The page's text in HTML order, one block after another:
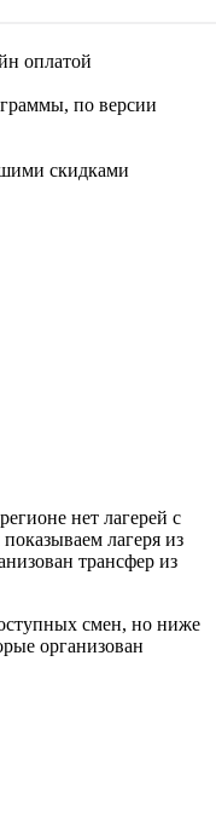
оплатой
по версии
скидками
нет лагерей с
лагеря из
трансфер из
смен, но ниже
организован